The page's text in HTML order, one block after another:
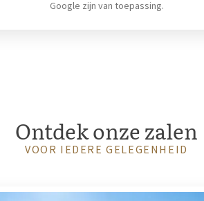
Google zijn van toepassing.
Ontdek onze zalen
VOOR IEDERE GELEGENHEID